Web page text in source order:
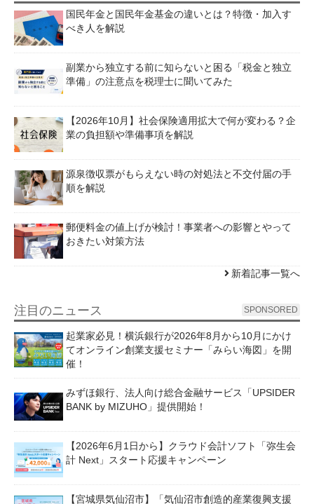
国民年金と国民年金基金の違いとは？特徴・加入す
べき人を解説
副業から独立する前に知らないと困る「税金と独立
準備」の注意点を税理士に聞いてみた
【2026年10月】社会保険適用拡大で何が変わる？企
業の負担額や準備事項を解説
源泉徴収票がもらえない時の対処法と不交付届の手
順を解説
郵便料金の値上げが検討！事業者への影響とやって
おきたい対策方法
新着記事一覧へ
注目のニュース SPONSORED
起業家必見！横浜銀行が2026年8月から10月にかけ
てオンライン創業支援セミナー「みらい海図」を開
催！
みずほ銀行、法人向け総合金融サービス「UPSIDER
BANK by MIZUHO」提供開始！
【2026年6月1日から】クラウド会計ソフト「弥生会
計 Next」スタート応援キャンペーン
【宮城県気仙沼市】「気仙沼市創造的産業復興支援